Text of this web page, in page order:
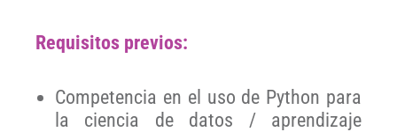
Requisitos previos:
Competencia en el uso de Python para
la ciencia de datos / aprendizaje